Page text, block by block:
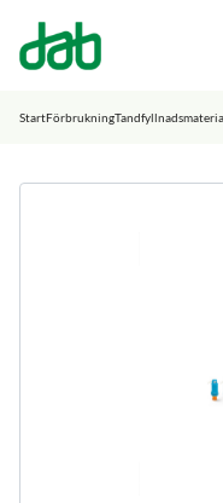
DAB Dental
StartFörbrukning